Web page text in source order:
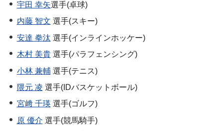
宇田 幸矢選手(卓球)
内藤 智文 選手(スキー)
安達 拳汰 選手(インラインホッケー)
木村 美貴選手(パラフェンシング)
小林 兼輔選手(テニス)
隈元 凌 選手(IDバスケットボール)
宮﨑 千瑛選手(ゴルフ)
原 優介 選手(競馬騎手)